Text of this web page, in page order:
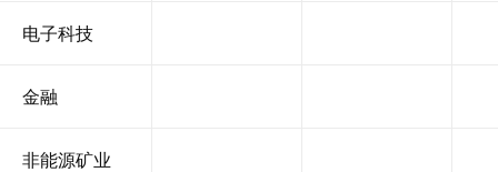
电子科技
金融
非能源矿业